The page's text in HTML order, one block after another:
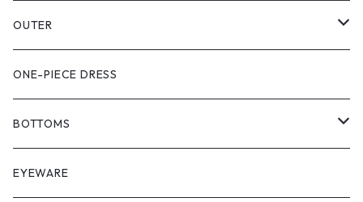
PULL OVER
SHIRT
VEST
OUTER
VEST
JACKET
COAT
ONE-PIECE DRESS
BOTTOMS
SHORT LENGS
EYEWARE